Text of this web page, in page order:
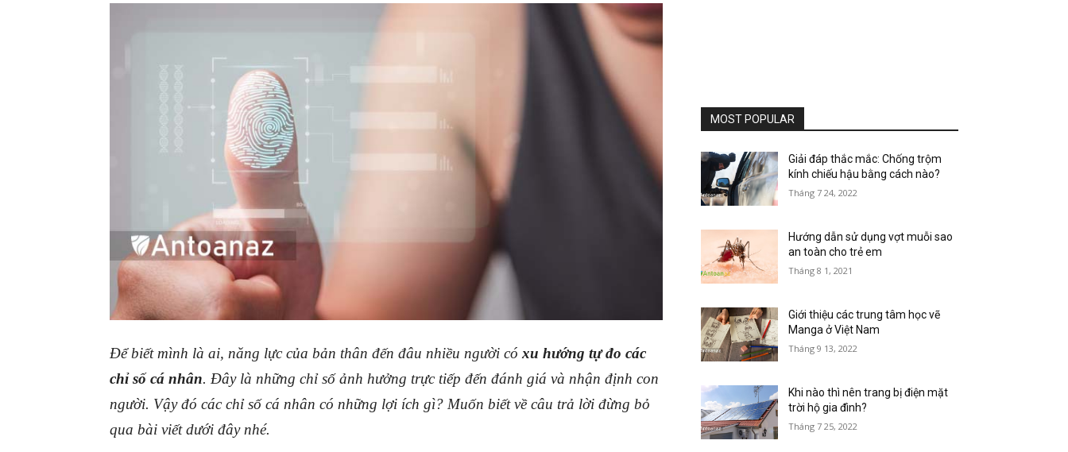
Để biết mình là ai, năng lực của bản thân đến đâu nhiều người cóxu hướng tự đo các
chỉ số cá nhân. Đây là những chỉ số ảnh hưởng trực tiếp đến đánh giá và nhận định con
người. Vậy đó các chỉ số cá nhân có những lợi ích gì? Muốn biết về câu trả lời đừng bỏ
qua bài viết dưới đây nhé.
MOST POPULAR
Giải đáp thắc mắc: Chống trộm
kính chiếu hậu bằng cách nào?
Tháng 7 24, 2022
Hướng dẫn sử dụng vợt muỗi sao
an toàn cho trẻ em
Tháng 8 1, 2021
Giới thiệu các trung tâm học vẽ
Manga ở Việt Nam
Tháng 9 13, 2022
Khi nào thì nên trang bị điện mặt
trời hộ gia đình?
Tháng 7 25, 2022